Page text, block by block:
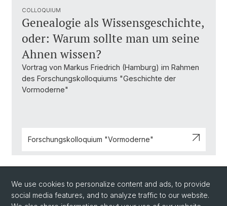
COLLOQUIUM
Genealogie als Wissensgeschichte,
oder: Warum sollte man um seine
Ahnen wissen?
Vortrag von Markus Friedrich (Hamburg) im Rahmen
des Forschungskolloquiums "Geschichte der
Vormoderne"
Forschungskolloquium "Vormoderne"
We use cookies to personalize content and ads, to provide
social media features, and to analyze traffic to our website.